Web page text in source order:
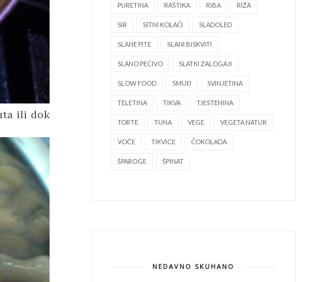
ili dok
PURETINA RAŠTIKA RIBA RIŽA
SIR SITNI KOLAČI SLADOLED
SLANE PITE SLANI BISKVITI
SLANO PECIVO SLATKI ZALOGAJI
SLOW FOOD SMUĐ SVINJETINA
TELETINA TIKVA TJESTENINA
TORTE TUNA VEGE VEGETA NATUR
VOĆE TIKVICE ČOKOLADA
ŠPAROGE ŠPINAT
NEDAVNO SKUHANO